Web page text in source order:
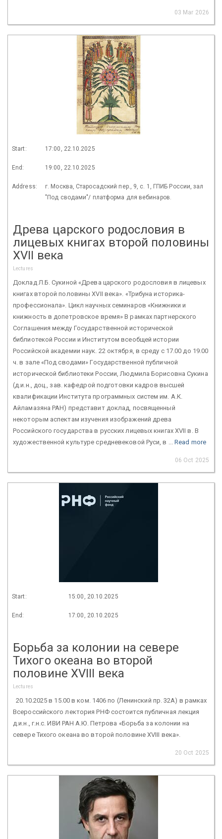
03 Mar 2026
Start: 17:00, 22.10.2025
End: 19:00, 22.10.2025
Address:
г. Москва, Старосадский пер., 9, с. 1, ГПИБ России, зал
"Под сводами"/ платформа для вебинаров.
Древа царского родословия в
лицевых книгах второй половины
XVII века
Lectures
Доклад Л.Б. Сукиной «Древа царского родословия в лицевых
книгах второй половины XVII века». «Трибуна историка-
профессионала». Цикл научных семинаров «Книжники и
книжность в допетровское время» В рамках партнерского
Соглашения между Государственной исторической
библиотекой России и Институтом всеобщей истории
Российской академии наук. 22 октября, в среду с 17.00 до 19.00
ч. в зале «Под сводами» Государственной публичной
исторической библиотеки России, Людмила Борисовна Сукина
(д.и.н., доц., зав. кафедрой подготовки кадров высшей
квалификации Института программных систем им. А.К.
Айламазяна РАН) представит доклад, посвященный
некоторым аспектам изучения изображений древа
Российского государства в русских лицевых книгах XVII в. В
художественной культуре средневековой Руси, в ... Read more
06 Oct 2025
Start: 15:00, 20.10.2025
End: 17:00, 20.10.2025
Борьба за колонии на севере
Тихого океана во второй
половине XVIII века
Lectures
20.10.2025 в 15.00 в ком. 1406 по (Ленинский пр. 32А) в рамках
Всероссийского лектория РНФ состоится публичная лекция
д.и.н., г.н.с. ИВИ РАН А.Ю. Петрова «Борьба за колонии на
севере Тихого океана во второй половине XVIII века».
20 Oct 2025